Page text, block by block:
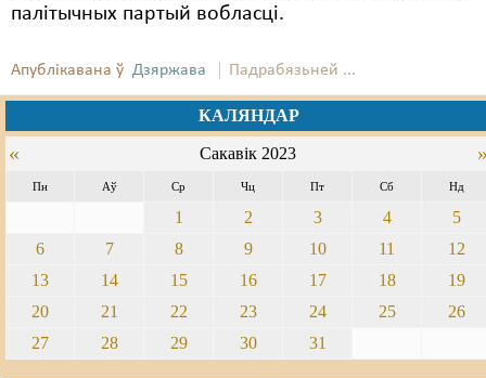
палітычных партый вобласці.
Апублікавана ў Дзяржава Падрабязьней ...
КАЛЯНДАР
« Сакавік 2023
Пн Аў Ср Чц Пт Сб Нд
1 2 3 4
5
6
7 8 9 10 11
12
13
14 15 16 17 18
19
20
21 22 23 24 25
26
27
28 29 30 31